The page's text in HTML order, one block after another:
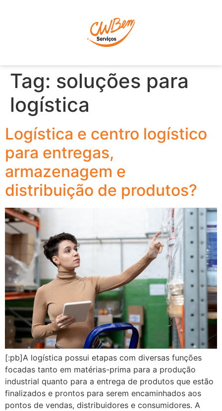
Tag: soluções para
logística
Logística e centro logístico
para entregas,
armazenagem e
distribuição de produtos?
[:pb]A logística possui etapas com diversas funções
focadas tanto em matérias-prima para a produção
industrial quanto para a entrega de produtos que estão
finalizados e prontos para serem encaminhados aos
pontos de vendas, distribuidores e consumidores. A